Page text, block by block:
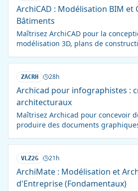
ArchiCAD : Modélisation BIM et
Bâtiments
Maîtrisez ArchiCAD pour la
modélisation 3D, plans de
productif !
ZACRH 28h
Archicad pour infographistes :
architecturaux
Maîtrisez Archicad pour concevoir
produire des documents
en architecture.
VLZ2G 21h
ArchiMate : Modélisation et
d'Entreprise (Fondamentaux)